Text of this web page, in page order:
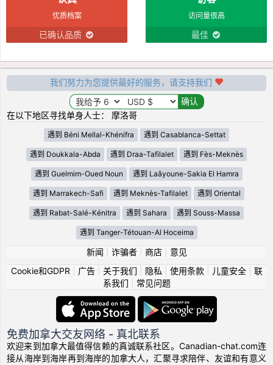
优质档案
已确认品质
访问量很高
最佳
我们努力为您提供最好的服务，请支持我们
在以下地区寻找单身人士： 摩洛哥
遇到 Béni Mellal-Khénifra 遇到 Casablanca-Settat
遇到 Doukkala-Abda 遇到 Draa-Tafilalet 遇到 Fès-Meknès
遇到 Guelmim-Oued Noun 遇到 Laâyoune-Sakia El Hamra
遇到 Marrakech-Safi 遇到 Meknès-Tafilalet 遇到 Oriental
遇到 Rabat-Salé-Kénitra 遇到 Sahara 遇到 Souss-Massa
遇到 Tanger-Tétouan-Al Hoceima
新闻 诈骗者| 商店| 意见
Cookie和GDPR
广告| 关于我们 隐私 使用条款| 儿童安全| 联
系我们
常见问题
免费加拿大交友网络 - 真北联系
欢迎来到加拿大最值得信赖的真诚联系社区。Canadian-chat.com连
接从海岸到海岸再到海岸的加拿大人，汇聚寻求陪伴、友谊和有意义